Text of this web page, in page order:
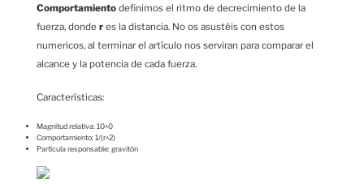
Comportamiento definimos el ritmo de decrecimiento de la
fuerza, donde r es la distancia. No os asustéis con estos
numericos, al terminar el artículo nos serviran para comparar el
alcance y la potencia de cada fuerza.
Características:
Magnitud relativa: 10^0
Comportamiento: 1/(r^2)
Partícula responsable: gravitón